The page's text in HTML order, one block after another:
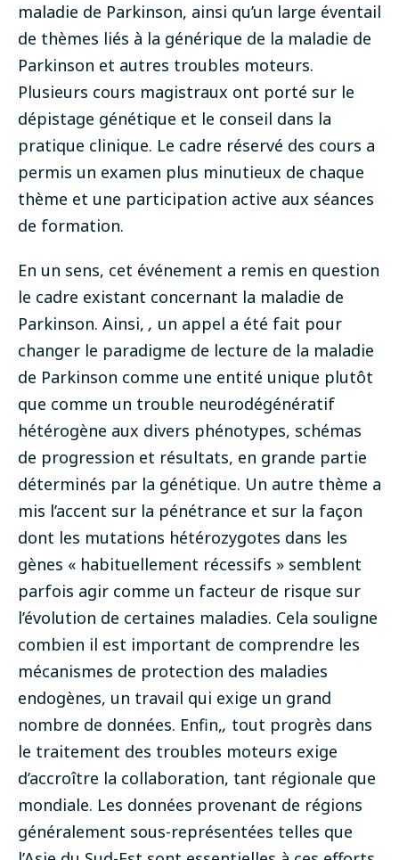
maladie de Parkinson, ainsi qu’un large éventail
de thèmes liés à la générique de la maladie de
Parkinson et autres troubles moteurs.
Plusieurs cours magistraux ont porté sur le
dépistage génétique et le conseil dans la
pratique clinique. Le cadre réservé des cours a
permis un examen plus minutieux de chaque
thème et une participation active aux séances
de formation.
En un sens, cet événement a remis en question
le cadre existant concernant la maladie de
Parkinson. Ainsi, , un appel a été fait pour
changer le paradigme de lecture de la maladie
de Parkinson comme une entité unique plutôt
que comme un trouble neurodégénératif
hétérogène aux divers phénotypes, schémas
de progression et résultats, en grande partie
déterminés par la génétique. Un autre thème a
mis l’accent sur la pénétrance et sur la façon
dont les mutations hétérozygotes dans les
gènes « habituellement récessifs » semblent
parfois agir comme un facteur de risque sur
l’évolution de certaines maladies. Cela souligne
combien il est important de comprendre les
mécanismes de protection des maladies
endogènes, un travail qui exige un grand
nombre de données. Enfin,, tout progrès dans
le traitement des troubles moteurs exige
d’accroître la collaboration, tant régionale que
mondiale. Les données provenant de régions
généralement sous-représentées telles que